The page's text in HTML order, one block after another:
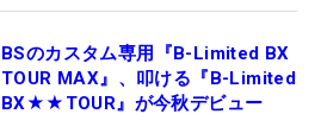
BSのカスタム専用『B-Limited BX
TOUR MAX』、叩ける『B-Limited
BX★★TOUR』が今秋デビュー